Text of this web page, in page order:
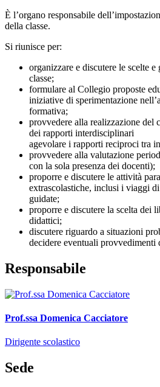
È l’organo responsabile
della classe.
Si riunisce per:
organizzare e discutere le scelte
classe;
formulare al Collegio proposte
iniziative di sperimentazione
formativa;
provvedere alla realizzazione del
dei rapporti interdisciplinari
agevolare i rapporti reciproci tra
provvedere alla valutazione
con la sola presenza dei docenti);
proporre e discutere le attività
extrascolastiche, inclusi i viaggi
guidate;
proporre e discutere la scelta dei
didattici;
discutere riguardo a situazioni
decidere eventuali provvedimenti
Responsabile
Prof.ssa Domenica Cacciatore
Dirigente scolastico
Sede